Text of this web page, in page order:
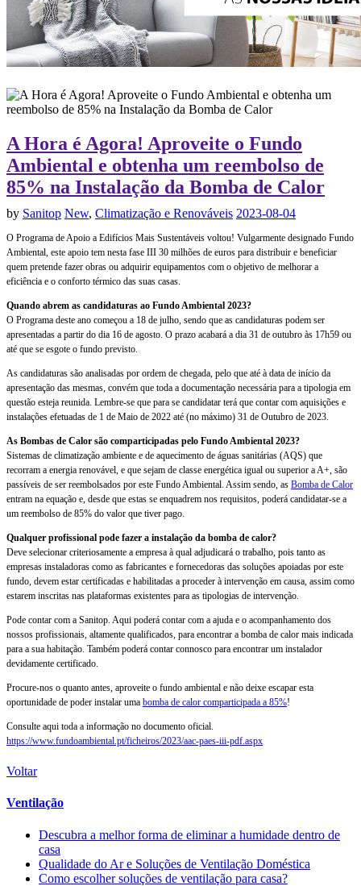
A Hora é Agora! Aproveite o Fundo
Ambiental e obtenha um reembolso de
85% na Instalação da Bomba de Calor
by Sanitop New, Climatização e Renováveis 2023-08-04
O Programa de Apoio a Edifícios Mais Sustentáveis voltou! Vulgarmente designado Fundo
Ambiental, este apoio tem nesta fase III 30 milhões de euros para distribuir e beneficiar
quem pretende fazer obras ou adquirir equipamentos com o objetivo de melhorar a
eficiência e o conforto térmico das suas casas.
Quando abrem as candidaturas ao Fundo Ambiental 2023?
O Programa deste ano começou a 18 de julho, sendo que as candidaturas podem ser
apresentadas a partir do dia 16 de agosto. O prazo acabará a dia 31 de outubro às 17h59 ou
até que se esgote o fundo previsto.
As candidaturas são analisadas por ordem de chegada, pelo que até à data de início da
apresentação das mesmas, convém que toda a documentação necessária para a tipologia em
questão esteja reunida. Lembre-se que para se candidatar terá que contar com aquisições e
instalações efetuadas de 1 de Maio de 2022 até (no máximo) 31 de Outubro de 2023.
As Bombas de Calor são comparticipadas pelo Fundo Ambiental 2023?
Sistemas de climatização ambiente e de aquecimento de águas sanitárias (AQS) que
recorram a energia renovável, e que sejam de classe energética igual ou superior a A+, são
passíveis de ser reembolsados por este Fundo Ambiental. Assim sendo, as Bomba de Calor
entram na equação e, desde que estas se enquadrem nos requisitos, poderá candidatar-se a
um reembolso de 85% do valor que tiver pago.
Qualquer profissional pode fazer a instalação da bomba de calor?
Deve selecionar criteriosamente a empresa à qual adjudicará o trabalho, pois tanto as
empresas instaladoras como as fabricantes e fornecedoras das soluções apoiadas por este
fundo, devem estar certificadas e habilitadas a proceder à intervenção em causa, assim como
estarem inscritas nas plataformas existentes para as tipologias de intervenção.
Pode contar com a Sanitop. Aqui poderá contar com a ajuda e o acompanhamento dos
nossos profissionais, altamente qualificados, para encontrar a bomba de calor mais indicada
para a sua habitação. Também poderá contar connosco para encontrar um instalador
devidamente certificado.
Procure-nos o quanto antes, aproveite o fundo ambiental e não deixe escapar esta
oportunidade de poder instalar uma bomba de calor comparticipada a 85%!
Consulte aqui toda a informação no documento oficial.
https://www.fundoambiental.pt/ficheiros/2023/aac-paes-iii-pdf.aspx
Voltar
Ventilação
Descubra a melhor forma de eliminar a humidade dentro de
casa
Qualidade do Ar e Soluções de Ventilação Doméstica
Como escolher soluções de ventilação para casa?